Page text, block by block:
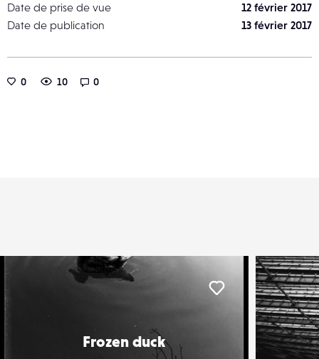
Date de prise de vue
12 février 2017
Date de publication
13 février 2017
0 10 0
Frozen duck
Liker